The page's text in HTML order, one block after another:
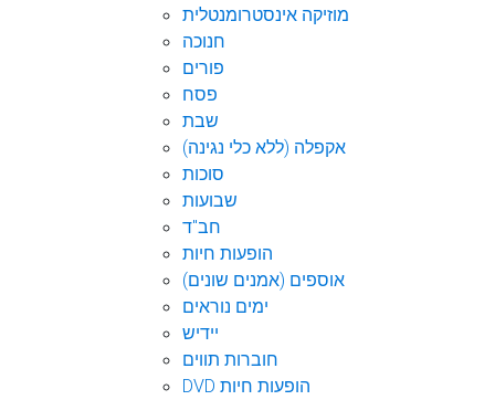
מוזיקה אינסטרומנטלית
חנוכה
פורים
פסח
שבת
אקפלה (ללא כלי נגינה)
סוכות
שבועות
חב"ד
הופעות חיות
אוספים (אמנים שונים)
ימים נוראים
יידיש
חוברות תווים
DVD הופעות חיות